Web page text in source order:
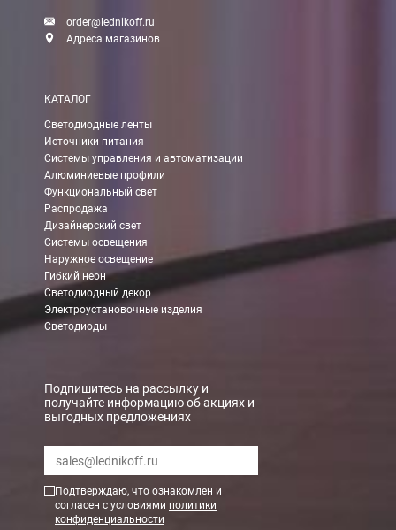
order@lednikoff.ru
Адреса магазинов
КАТАЛОГ
Светодиодные ленты
Источники питания
Системы управления и автоматизации
Алюминиевые профили
Функциональный свет
Распродажа
Дизайнерский свет
Системы освещения
Наружное освещение
Гибкий неон
Светодиодный декор
Электроустановочные изделия
Светодиоды
Подпишитесь на рассылку и
получайте информацию об акциях и
выгодных предложениях
Подтверждаю, что ознакомлен и
согласен с условиями политики
конфиденциальности